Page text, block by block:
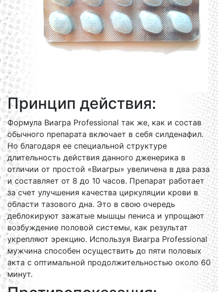
Принцип действия:
Формула Виагра Professional так же, как и состав
обычного препарата включает в себя силденафил.
Но благодаря ее специальной структуре
длительность действия данного дженерика в
отличии от простой «Виагры» увеличена в два раза
и составляет от 8 до 10 часов. Препарат работает
за счет улучшения качества циркуляции крови в
области тазового дна. Это в свою очередь
деблокируют зажатые мышцы пениса и упрощают
возбуждение половой системы, как результат
укрепляют эрекцию. Используя Виагра Professional
мужчина способен осуществить до пяти половых
акта с оптимальной продолжительностью около 60
минут.